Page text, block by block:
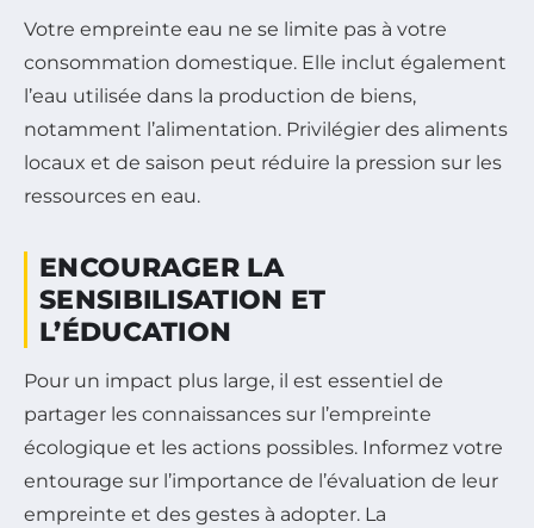
Votre empreinte eau ne se limite pas à votre
consommation domestique. Elle inclut également
l’eau utilisée dans la production de biens,
notamment l’alimentation. Privilégier des aliments
locaux et de saison peut réduire la pression sur les
ressources en eau.
ENCOURAGER LA
SENSIBILISATION ET
L’ÉDUCATION
Pour un impact plus large, il est essentiel de
partager les connaissances sur l’empreinte
écologique et les actions possibles. Informez votre
entourage sur l’importance de l’évaluation de leur
empreinte et des gestes à adopter. La